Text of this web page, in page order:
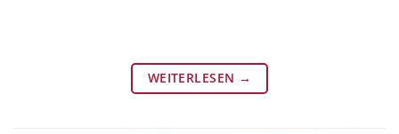
WEITERLESEN →